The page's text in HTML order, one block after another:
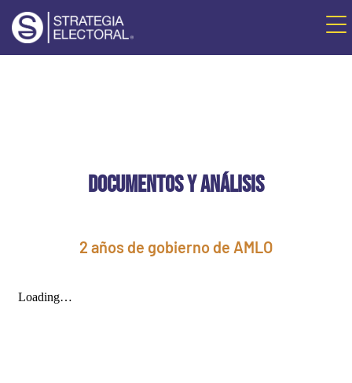
DOCUMENTOS Y ANÁLISIS
2 años de gobierno de AMLO